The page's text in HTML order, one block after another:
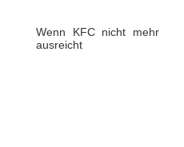
Wenn KFC nicht mehr
ausreicht